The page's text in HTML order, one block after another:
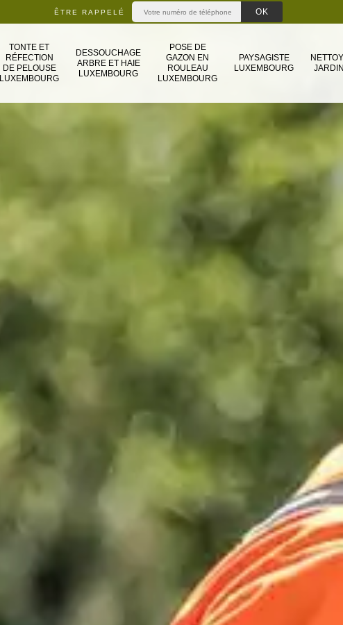
ÊTRE RAPPELÉ
TONTE ET
RÉFECTION
DE PELOUSE
LUXEMBOURG
DESSOUCHAGE
ARBRE ET HAIE
LUXEMBOURG
POSE DE
GAZON EN
ROULEAU
LUXEMBOURG
PAYSAGISTE
LUXEMBOURG